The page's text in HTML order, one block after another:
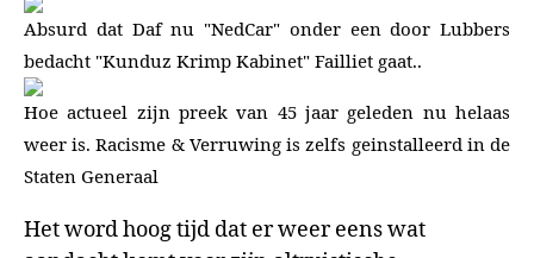
Absurd dat Daf nu "NedCar" onder een door Lubbers
bedacht "Kunduz Krimp Kabinet" Failliet gaat..
Hoe actueel zijn preek van 45 jaar geleden nu helaas
weer is. Racisme & Verruwing is zelfs geinstalleerd in de
Staten Generaal
Het word hoog tijd dat er weer eens wat